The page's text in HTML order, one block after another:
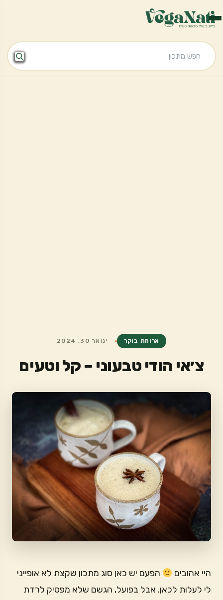
ארוחת בוקר ינואר 30, 2024
צ׳אי הודי טבעוני – קל וטעים
היי אהובים
הפעם יש כאן סוג מתכון שקצת לא אופייני
לי לעלות לכאן. אבל בפועל, הגשם שלא מפסיק לרדת